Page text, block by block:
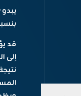
بنسبة 22 ٪ في الربع الثاني ، مقارنة بالفترة